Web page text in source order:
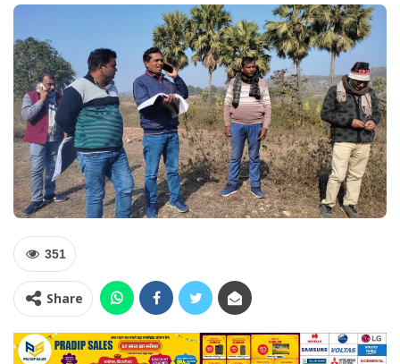
351
Share